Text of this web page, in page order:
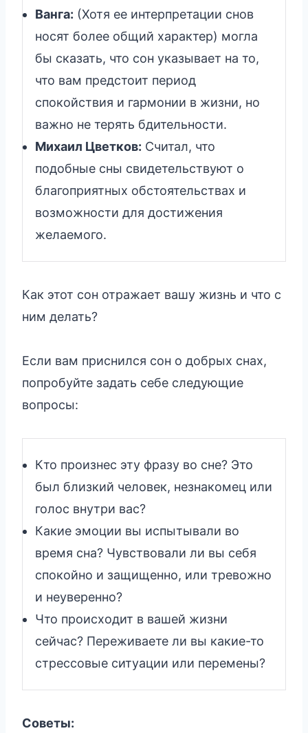
Ванга: (Хотя ее интерпретации снов
носят более общий характер) могла
бы сказать, что сон указывает на то,
что вам предстоит период
спокойствия и гармонии в жизни, но
важно не терять бдительности.
Михаил Цветков: Считал, что
подобные сны свидетельствуют о
благоприятных обстоятельствах и
возможности для достижения
желаемого.
Как этот сон отражает вашу жизнь и что с
ним делать?
Если вам приснился сон о добрых снах,
попробуйте задать себе следующие
вопросы:
Кто произнес эту фразу во сне? Это
был близкий человек, незнакомец или
голос внутри вас?
Какие эмоции вы испытывали во
время сна? Чувствовали ли вы себя
спокойно и защищенно, или тревожно
и неуверенно?
Что происходит в вашей жизни
сейчас? Переживаете ли вы какие-то
стрессовые ситуации или перемены?
Советы: